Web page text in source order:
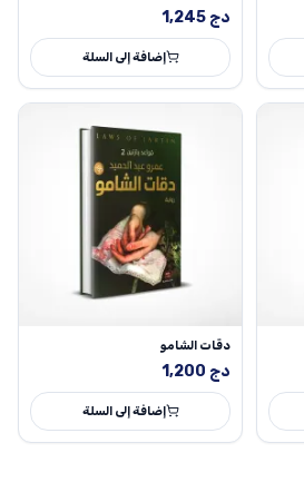
1,245 دج
إضافة إلى السلة
دقات الشامو
1,200 دج
إضافة إلى السلة